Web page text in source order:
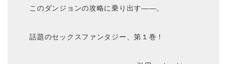
このダンジョンの攻略に乗り出す――。
話題のセックスファンタジー、第１巻！